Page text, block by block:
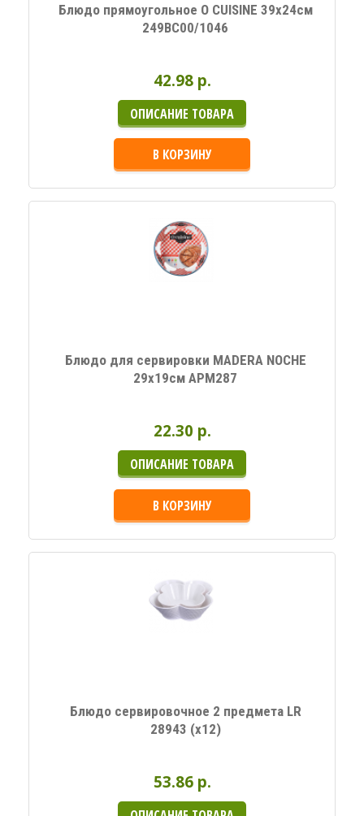
Блюдо прямоугольное O CUISINE 39x24см
249BC00/1046
42.98 p.
ОПИСАНИЕ ТОВАРА
В КОРЗИНУ
Блюдо для сервировки MADERA NOCHE
29х19см APM287
22.30 p.
ОПИСАНИЕ ТОВАРА
В КОРЗИНУ
Блюдо сервировочное 2 предмета LR
28943 (х12)
53.86 p.